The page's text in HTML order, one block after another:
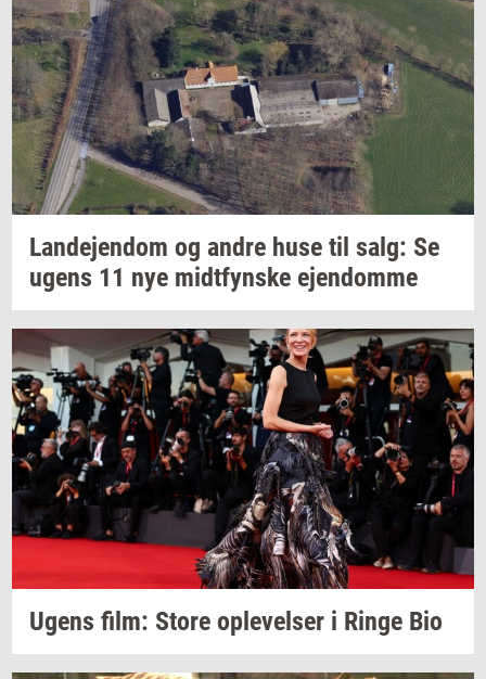
Lan­de­jen­dom og andre huse til salg: Se
ugens 11 nye midt­fyn­s­ke ejen­dom­me
Ugens film: Store op­le­vel­ser i Ringe Bio